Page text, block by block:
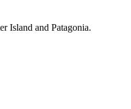
Island and Patagonia.